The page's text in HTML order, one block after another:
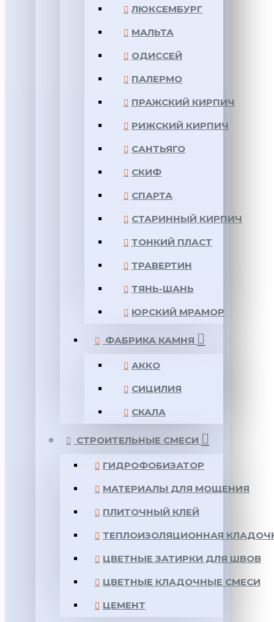
ЛЮКСЕМБУРГ
МАЛЬТА
ОДИССЕЙ
ПАЛЕРМО
ПРАЖСКИЙ КИРПИЧ
РИЖСКИЙ КИРПИЧ
САНТЬЯГО
СКИФ
СПАРТА
СТАРИННЫЙ КИРПИЧ
ТОНКИЙ ПЛАСТ
ТРАВЕРТИН
ТЯНЬ-ШАНЬ
ЮРСКИЙ МРАМОР
ФАБРИКА КАМНЯ
АККО
СИЦИЛИЯ
СКАЛА
СТРОИТЕЛЬНЫЕ СМЕСИ
ГИДРОФОБИЗАТОР
МАТЕРИАЛЫ ДЛЯ МОЩЕНИЯ
ПЛИТОЧНЫЙ КЛЕЙ
ТЕПЛОИЗОЛЯЦИОННАЯ
ЦВЕТНЫЕ ЗАТИРКИ ДЛЯ ШВОВ
ЦВЕТНЫЕ КЛАДОЧНЫЕ СМЕСИ
ЦЕМЕНТ